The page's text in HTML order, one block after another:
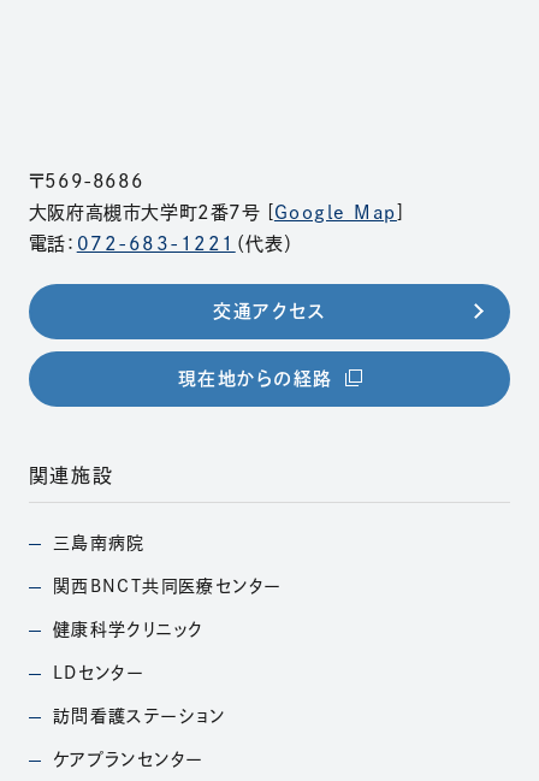
〒569-8686
大阪府高槻市大学町2番7号 [ Google Map
電話： 072-683-1221 （代表）
交通アクセス
現在地からの経路 （別ウィンドウで開きま
関連施設
三島南病院
（別ウィンドウで開きます）
関西BNCT共同医療 センター
（別ウィンドウで開きます）
健康科学クリニック
（別ウィンドウで開きます）
LDセンター
（別ウィンドウで開きます）
訪問看護ステーション
（別ウィンドウで開きます）
ケアプランセンター
（別ウィンドウで開きます）